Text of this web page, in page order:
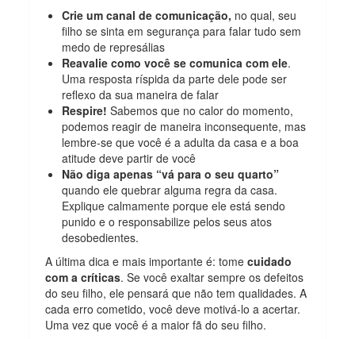
Crie um canal de comunicação, no qual, seu
filho se sinta em segurança para falar tudo sem
medo de represálias
Reavalie como você se comunica com ele.
Uma resposta ríspida da parte dele pode ser
reflexo da sua maneira de falar
Respire! Sabemos que no calor do momento,
podemos reagir de maneira inconsequente, mas
lembre-se que você é a adulta da casa e a boa
atitude deve partir de você
Não diga apenas “vá para o seu quarto”
quando ele quebrar alguma regra da casa.
Explique calmamente porque ele está sendo
punido e o responsabilize pelos seus atos
desobedientes.
A última dica e mais importante é: tomecuidado
com a críticas. Se você exaltar sempre os defeitos
do seu filho, ele pensará que não tem qualidades. A
cada erro cometido, você deve motivá-lo a acertar.
Uma vez que você é a maior fã do seu filho.